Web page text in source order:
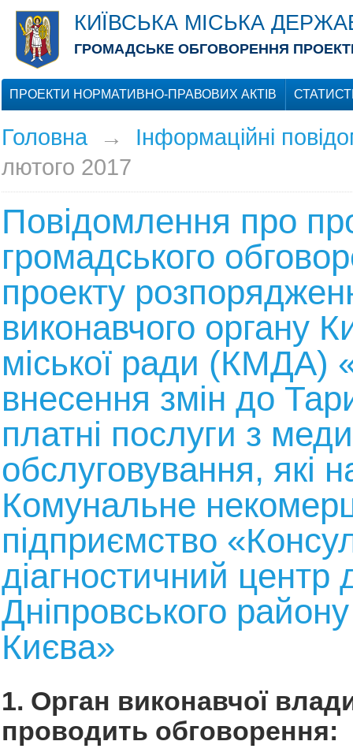
КИЇВСЬКА МІСЬКА
ГРОМАДСЬКЕ ОБГОВОРЕННЯ
ПРОЕКТИ НОРМАТИВНО-ПРАВОВИХ АКТІВ
Головна→ Інформаційні
лютого 2017
Повідомлення про
громадського
проекту
виконавчого органу
міської ради (КМДА)
внесення змін до
платні послуги з
обслуговування, які
Комунальне
підприємство
діагностичний центр
Дніпровського
Києва»
1. Орган виконавчої
проводить обговорення: